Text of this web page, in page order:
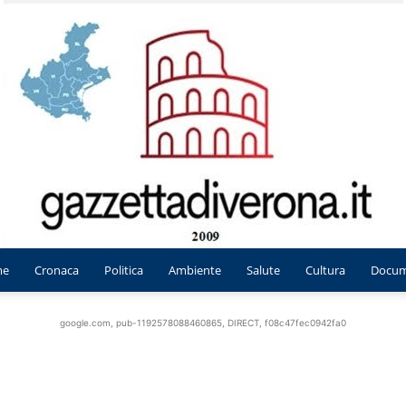
Cronaca Politica Ambiente Salute Cultura
google.com, pub-1192578088460865, DIRECT, f08c47fec0942fa0